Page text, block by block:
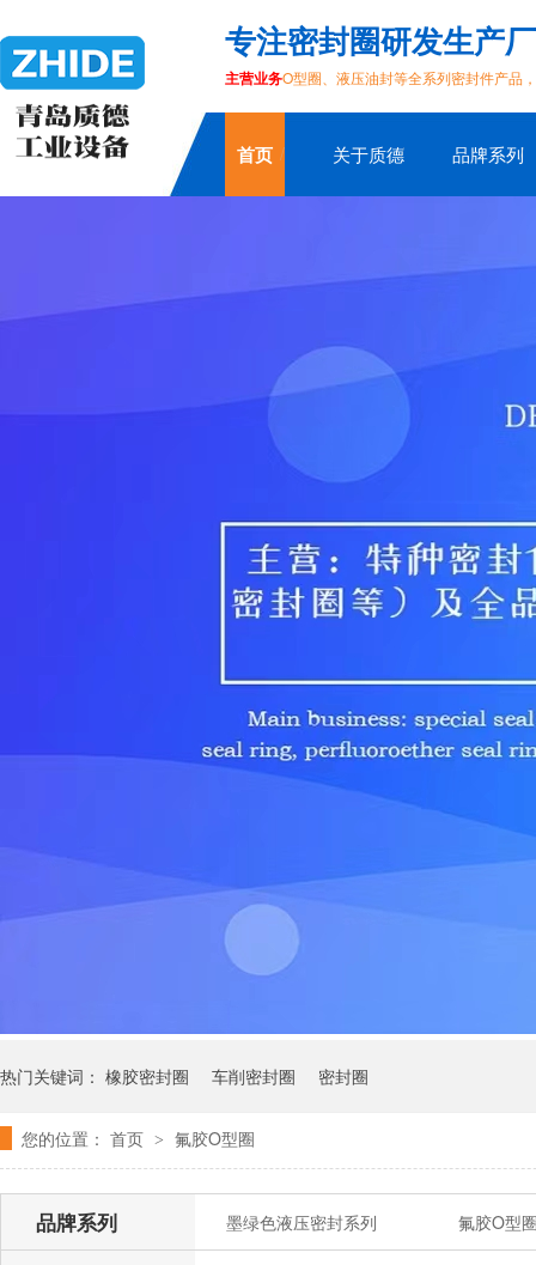
专注密封圈研发生产
主营业务O型圈、液压油封等全系列密封件产品
首页 关于质德 品牌系列
热门关键词： 橡胶密封圈 车削密封圈 密封圈
您的位置： 首页 > 氟胶O型圈
品牌系列 墨绿色液压密封系列 氟胶O型